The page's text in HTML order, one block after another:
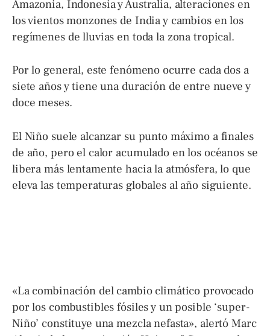
Amazonia, Indonesia y Australia, alteraciones en
los vientos monzones de India y cambios en los
regímenes de lluvias en toda la zona tropical.
Por lo general, este fenómeno ocurre cada dos a
siete años y tiene una duración de entre nueve y
doce meses.
El Niño suele alcanzar su punto máximo a finales
de año, pero el calor acumulado en los océanos se
libera más lentamente hacia la atmósfera, lo que
eleva las temperaturas globales al año siguiente.
«La combinación del cambio climático provocado
por los combustibles fósiles y un posible ‘super-
Niño’ constituye una mezcla nefasta», alertó Marc